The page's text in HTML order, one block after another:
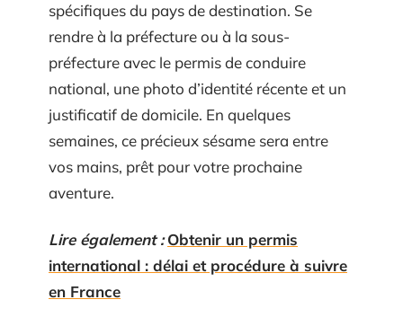
spécifiques du pays de destination. Se
rendre à la préfecture ou à la sous-
préfecture avec le permis de conduire
national, une photo d’identité récente et un
justificatif de domicile. En quelques
semaines, ce précieux sésame sera entre
vos mains, prêt pour votre prochaine
aventure.
Lire également : Obtenir un permis
international : délai et procédure à suivre
en France